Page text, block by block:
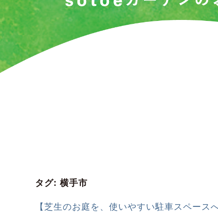
タグ: 横手市
【芝生のお庭を、使いやすい駐車スペース